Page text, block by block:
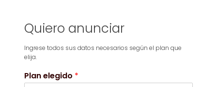
Quiero anunciar
Ingrese todos sus datos necesarios según el plan que
elija.
Plan elegido *